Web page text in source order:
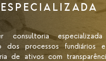
ESPECIALIZADA
consultoria
dos processos fundiários
de ativos com